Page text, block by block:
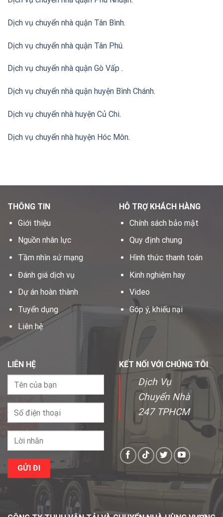
Dịch vụ chuyển nhà quận Tân Bình.
Dịch vụ chuyển nhà quận Tân Phú.
Dịch vụ chuyển nhà quận Gò Vấp .
Dịch vụ chuyển nhà quận huyện Bình Chánh.
Dịch vụ chuyển nhà huyện Củ Chi.
Dịch vụ chuyển nhà huyện Hóc Môn.
THÔNG TIN
Giới thiệu
Nguồn nhân lực
Tầm nhìn sứ mạng
Đánh giá dịch vụ
Dự án hoàn thành
Tuyển dụng
Liên hệ
HỖ TRỢ KHÁCH HÀNG
Chính sách bảo mật
Quy định chung
Hình thức thanh toán
Kinh nghiệm hay
Video
Góp ý, khiếu nại
LIÊN HỆ KẾT NỐI VỚI CHÚNG TÔI
Dịch Vụ
Chuyển Nhà
247 TPHCM